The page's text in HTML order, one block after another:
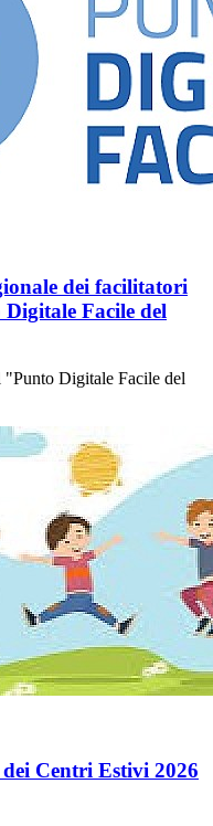
dei facilitatori
Facile del
Digitale Facile del
Centri Estivi 2026